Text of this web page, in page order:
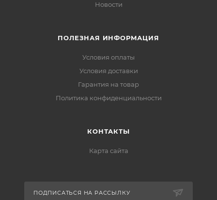
Новости
ПОЛЕЗНАЯ ИНФОРМАЦИЯ
Условия оплаты
Условия доставки
Гарантия на товар
Политика конфиденциальности
КОНТАКТЫ
Карта сайта
ПОДПИСАТЬСЯ НА РАССЫЛКУ